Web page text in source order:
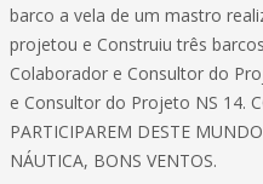
barco a vela de um mastro
projetou e Construiu três
Colaborador e Consultor do
e Consultor do Projeto NS 14.
PARTICIPAREM DESTE
NÁUTICA, BONS VENTOS.